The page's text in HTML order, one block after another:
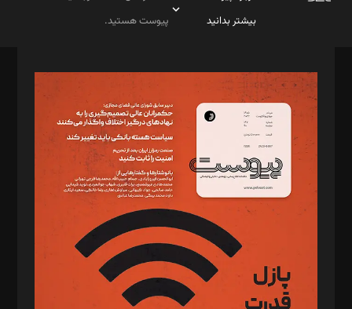
بیشتر بدانید
پیوست هستید.
مدیر مسئول: محمدباقر اثنی‌عشری
سردبیر: مهرک محمودی
دبیر تحریریه: میثم قاسمی
د‌بیر ناداستان: سمانه سمیع
د‌بیر خدمت و تجارت: ابوالفضل رجبی
د‌بیر حقوق فناوری: حسام‌الدین ایپکچی
د‌بیر پیوست جهان: مینا پاکدل
د‌بیر تحریریه آنلاین: بابک نقاش
تحریریه‌: مجتبی محمود‌ی، آرش برهمند، یسنا امان‌پور، سروش کرمیان،
مصطفی مسجدی آرانی، ابوالفضل رجبی، زهرا فکرانه، فائزه فتحی
رستمی،مصطفی باستان